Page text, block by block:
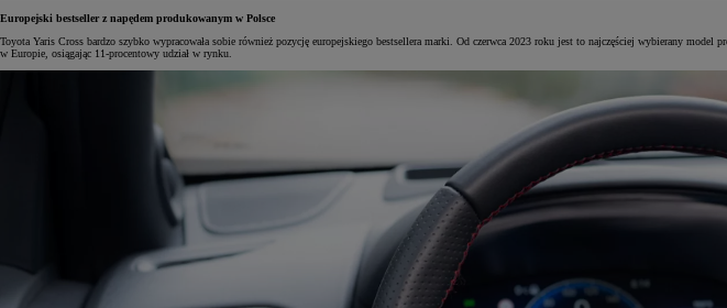
Europejski bestseller z napędem produkowanym w Polsce
Toyota Yaris Cross bardzo szybko wypracowała sobie również pozycję europejskiego bestsellera marki. Od czerwca 2023 roku jest to najczęściej wybierany
w Europie, osiągając 11-procentowy udział w rynku.